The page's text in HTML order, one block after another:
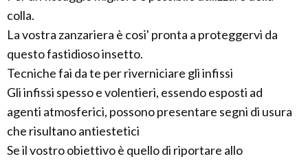
colla.
La vostra zanzariera è cosi' pronta a proteggervi da
questo fastidioso insetto.
Tecniche fai da te per riverniciare gli infissi
Gli infissi spesso e volentieri, essendo esposti ad
agenti atmosferici, possono presentare segni di usura
che risultano antiestetici
Se il vostro obiettivo è quello di riportare allo